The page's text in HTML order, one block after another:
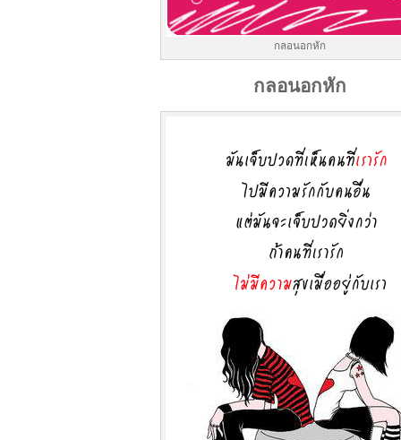
กลอนอกหัก
กลอนอกหัก